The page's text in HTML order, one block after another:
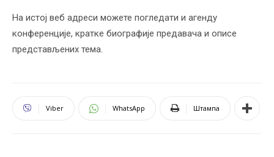
На истој веб адреси можете погледати и агенду
конференције, кратке биографије предавача и описе
представљених тема.
Viber WhatsApp Штампа